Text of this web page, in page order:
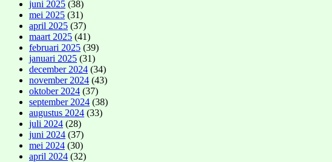
juni 2025 (38)
mei 2025 (31)
april 2025 (37)
maart 2025 (41)
februari 2025 (39)
januari 2025 (31)
december 2024 (34)
november 2024 (43)
oktober 2024 (37)
september 2024 (38)
augustus 2024 (33)
juli 2024 (28)
juni 2024 (37)
mei 2024 (30)
april 2024 (32)